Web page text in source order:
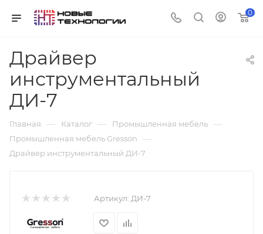
0
Драйвер
инструментальный
ДИ-7
Главная — Каталог — Промышленная мебель —
Промышленная мебель Gresson —
Драйвер инструментальный ДИ-7
Артикул: ДИ-7